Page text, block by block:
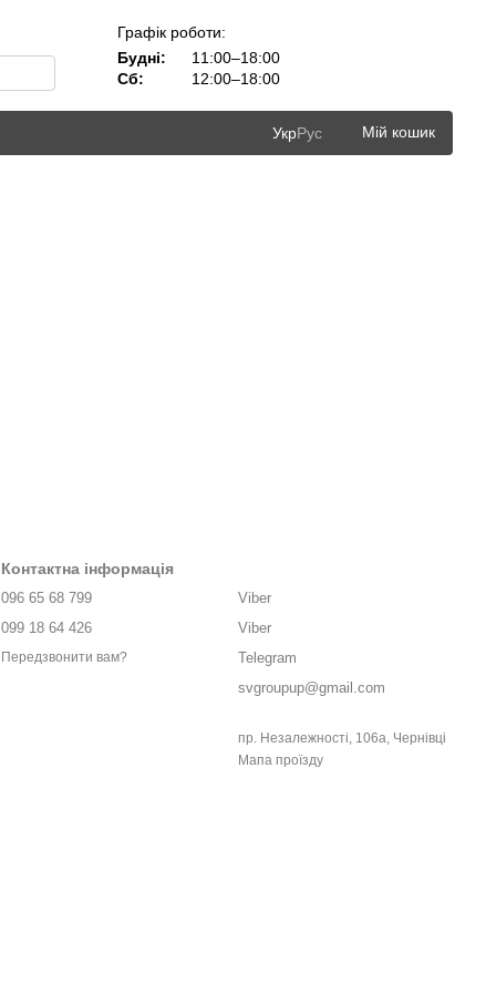
Графік роботи:
Будні:
11:00–18:00
Сб:
12:00–18:00
УкрРус Мій кошик
Контактна інформація
096 65 68 799
099 18 64 426
Передзвонити вам?
Viber
Viber
Telegram
svgroupup@gmail.com
пр. Незалежності, 106а, Чернівці
Мапа проїзду